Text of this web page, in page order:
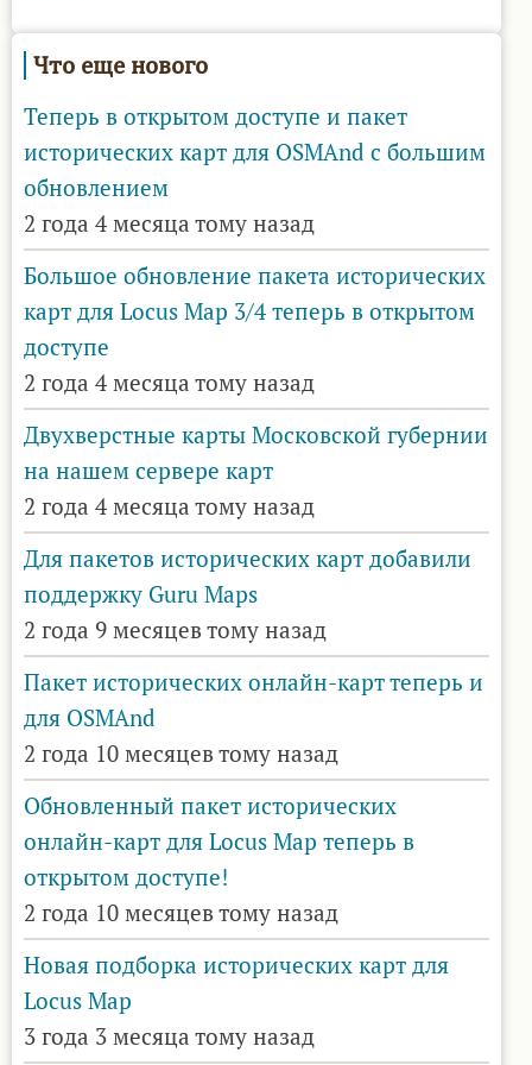
Что еще нового
Теперь в открытом доступе и пакет
исторических карт для OSMAnd с большим
обновлением
2 года 4 месяца тому назад
Большое обновление пакета исторических
карт для Locus Map 3/4 теперь в открытом
доступе
2 года 4 месяца тому назад
Двухверстные карты Московской губернии
на нашем сервере карт
2 года 4 месяца тому назад
Для пакетов исторических карт добавили
поддержку Guru Maps
2 года 9 месяцев тому назад
Пакет исторических онлайн-карт теперь и
для OSMAnd
2 года 10 месяцев тому назад
Обновленный пакет исторических
онлайн-карт для Locus Map теперь в
открытом доступе!
2 года 10 месяцев тому назад
Новая подборка исторических карт для
Locus Map
3 года 3 месяца тому назад